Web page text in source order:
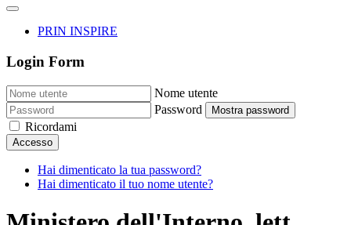
PRIN INSPIRE
Login Form
Nome utente
Password
Mostra password
Ricordami
Accesso
Hai dimenticato la tua password?
Hai dimenticato il tuo nome utente?